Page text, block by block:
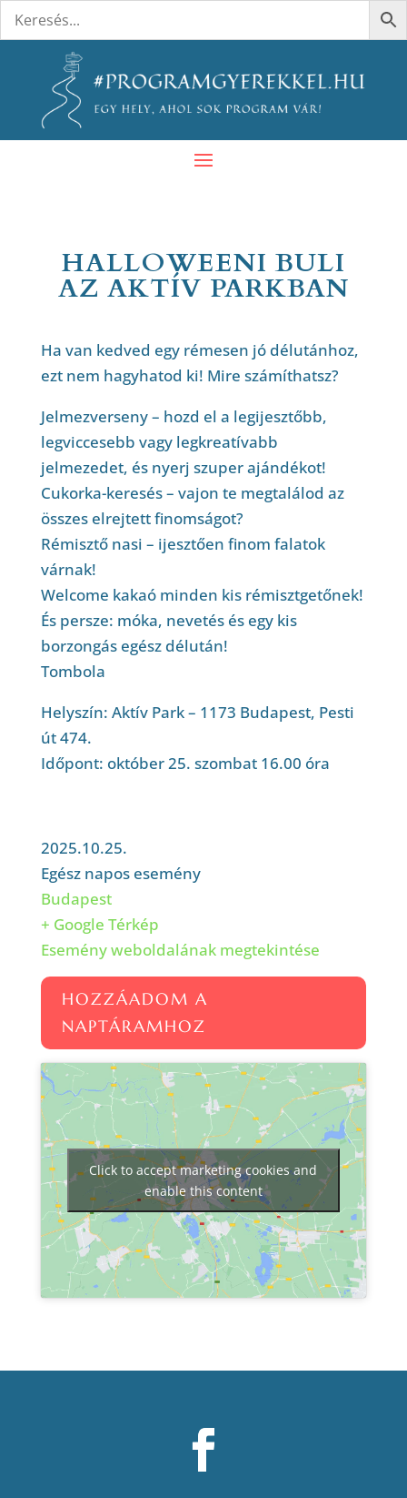
HALLOWEENI BULI
AZ AKTÍV PARKBAN
Ha van kedved egy rémesen jó délutánhoz,
ezt nem hagyhatod ki! Mire számíthatsz?
Jelmezverseny – hozd el a legijesztőbb,
legviccesebb vagy legkreatívabb
jelmezedet, és nyerj szuper ajándékot!
Cukorka-keresés – vajon te megtalálod az
összes elrejtett finomságot?
Rémisztő nasi – ijesztően finom falatok
várnak!
Welcome kakaó minden kis rémisztgetőnek!
És persze: móka, nevetés és egy kis
borzongás egész délután!
Tombola
Helyszín: Aktív Park – 1173 Budapest, Pesti
út 474.
Időpont: október 25. szombat 16.00 óra
2025.10.25.
Egész napos esemény
Budapest
+ Google Térkép
Esemény weboldalának megtekintése
HOZZÁADOM A
NAPTÁRAMHOZ
Click to accept marketing cookies and
enable this content